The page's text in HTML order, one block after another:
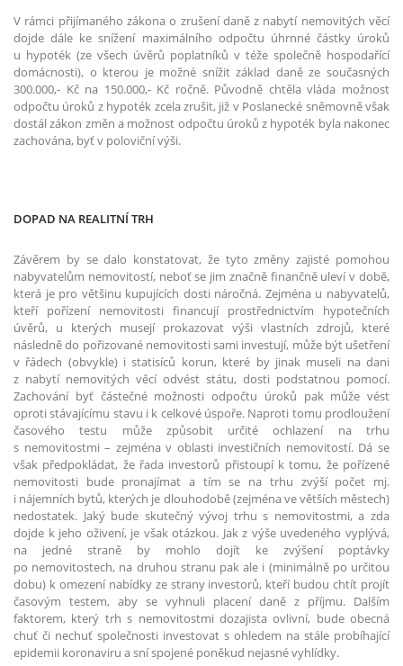
V rámci přijímaného zákona o zrušení daně z nabytí nemovitých věcí
dojde dále ke snížení maximálního odpočtu úhrnné částky úroků
u hypoték (ze všech úvěrů poplatníků v téže společně hospodařící
domácnosti), o kterou je možné snížit základ daně ze současných
300.000,- Kč na 150.000,- Kč ročně. Původně chtěla vláda možnost
odpočtu úroků z hypoték zcela zrušit, již v Poslanecké sněmovně však
dostál zákon změn a možnost odpočtu úroků z hypoték byla nakonec
zachována, byť v poloviční výši.
DOPAD NA REALITNÍ TRH
Závěrem by se dalo konstatovat, že tyto změny zajisté pomohou
nabyvatelům nemovitostí, neboť se jim značně finančně uleví v době,
která je pro většinu kupujících dosti náročná. Zejména u nabyvatelů,
kteří pořízení nemovitosti financují prostřednictvím hypotečních
úvěrů, u kterých musejí prokazovat výši vlastních zdrojů, které
následně do pořizované nemovitosti sami investují, může být ušetření
v řádech (obvykle) i statisíců korun, které by jinak museli na dani
z nabytí nemovitých věcí odvést státu, dosti podstatnou pomocí.
Zachování byť částečné možnosti odpočtu úroků pak může vést
oproti stávajícímu stavu i k celkové úspoře. Naproti tomu prodloužení
časového testu může způsobit určité ochlazení na trhu
s nemovitostmi – zejména v oblasti investičních nemovitostí. Dá se
však předpokládat, že řada investorů přistoupí k tomu, že pořízené
nemovitosti bude pronajímat a tím se na trhu zvýší počet mj.
i nájemních bytů, kterých je dlouhodobě (zejména ve větších městech)
nedostatek. Jaký bude skutečný vývoj trhu s nemovitostmi, a zda
dojde k jeho oživení, je však otázkou. Jak z výše uvedeného vyplývá,
na jedné straně by mohlo dojít ke zvýšení poptávky
po nemovitostech, na druhou stranu pak ale i (minimálně po určitou
dobu) k omezení nabídky ze strany investorů, kteří budou chtít projít
časovým testem, aby se vyhnuli placení daně z příjmu. Dalším
faktorem, který trh s nemovitostmi dozajista ovlivní, bude obecná
chuť či nechuť společnosti investovat s ohledem na stále probíhající
epidemii koronaviru a sní spojené poněkud nejasné vyhlídky.